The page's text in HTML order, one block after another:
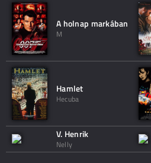
A holnap markában
M
Hamlet
Hecuba
V. Henrik
Nelly